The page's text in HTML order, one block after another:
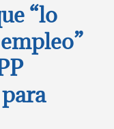
“lo